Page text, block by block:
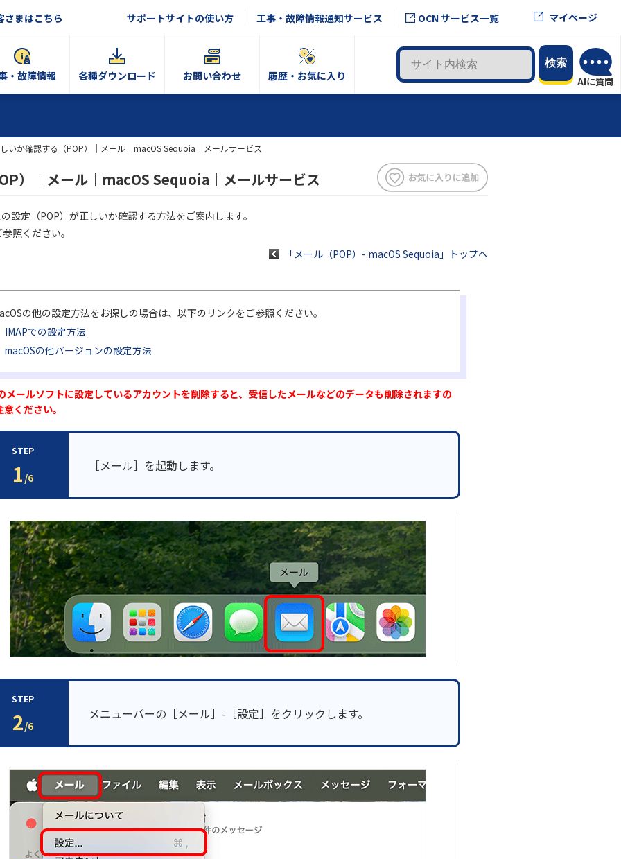
まはこちら サポートサイトの使い方 工事・故障情報通知サービス OCN サービス一覧 マイページ
・故障情報 各種ダウンロード お問い合わせ 履歴・お気に入り
いか確認する（POP）｜メール｜macOS Sequoia｜メールサービス
）｜メール｜macOS Sequoia｜メールサービス
設定（POP）が正しいか確認する方法をご案内します。
照ください。
「メール（POP）- macOS Sequoia」トップへ
の他の設定方法をお探しの場合は、以下のリンクをご参照ください。
IMAPでの設定方法
macOSの他バージョンの設定方法
ールソフトに設定しているアカウントを削除すると、受信したメールなどのデータも削除されますの
ください。
STEP
1 /6
［メール］を起動します。
STEP
2/6
メニューバーの［メール］-［設定］をクリックします。